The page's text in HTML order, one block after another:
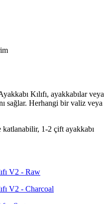
Kılıfı, ayakkabılar veya
sağlar. Herhangi bir valiz veya
1-2 çift ayakkabı